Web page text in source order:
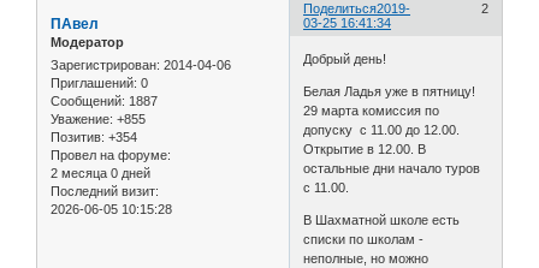
Поделиться 2
2019-
03-25 16:41:34
ПАвел
Модератор
Зарегистрирован: 2014-04-06
Приглашений: 0
Сообщений: 1887
Уважение: +855
Позитив: +354
Провел на форуме:
2 месяца 0 дней
Последний визит:
2026-06-05 10:15:28
Добрый день!
Белая Ладья уже в пятницу!
29 марта комиссия по
допуску с 11.00 до 12.00.
Открытие в 12.00. В
остальные дни начало туров
с 11.00.
В Шахматной школе есть
списки по школам -
неполные, но можно